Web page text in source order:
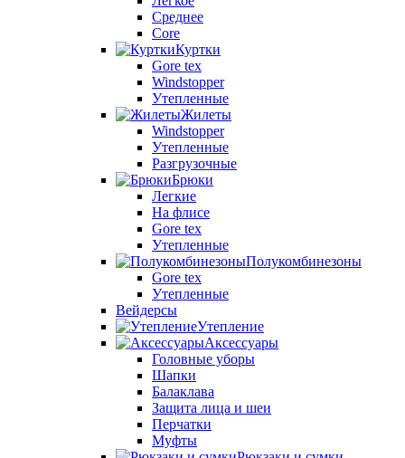
Среднее
Core
Куртки
Gore tex
Windstopper
Утепленные
Жилеты
Windstopper
Утепленные
Разгрузочные
Брюки
Легкие
На флисе
Gore tex
Утепленные
Полукомбинезоны
Gore tex
Утепленные
Вейдерсы
Утепление
Аксессуары
Головные уборы
Шапки
Балаклава
Защита лица и шеи
Перчатки
Муфты